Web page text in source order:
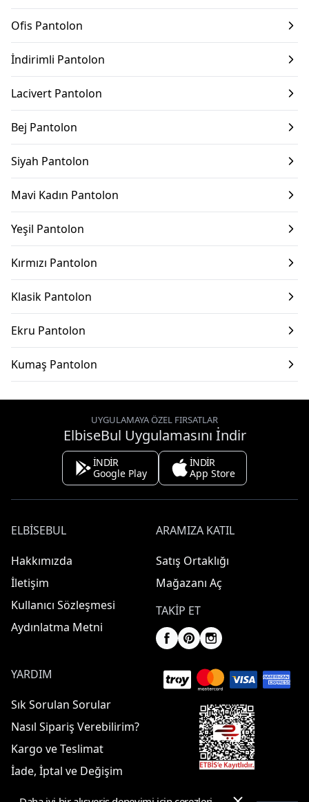
Ofis Pantolon
İndirimli Pantolon
Lacivert Pantolon
Bej Pantolon
Siyah Pantolon
Mavi Kadın Pantolon
Yeşil Pantolon
Kırmızı Pantolon
Klasik Pantolon
Ekru Pantolon
Kumaş Pantolon
UYGULAMAYA ÖZEL FIRSATLAR
ElbiseBul Uygulamasını İndir
İNDİR
Google Play
İNDİR
App Store
ELBISEBUL
Hakkımızda
İletişim
Kullanıcı Sözleşmesi
Aydınlatma Metni
ARAMIZA KATIL
Satış Ortaklığı
Mağazanı Aç
TAKIP ET
YARDIM
Sık Sorulan Sorular
Nasıl Sipariş Verebilirim?
Kargo ve Teslimat
İade, İptal ve Değişim